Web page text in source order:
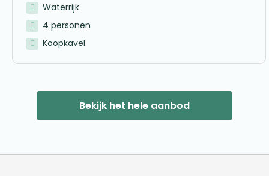
Waterrijk
4 personen
Koopkavel
Bekijk het hele aanbod